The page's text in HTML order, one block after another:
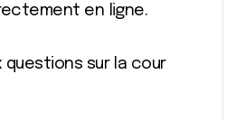
en ligne.
questions sur la cour